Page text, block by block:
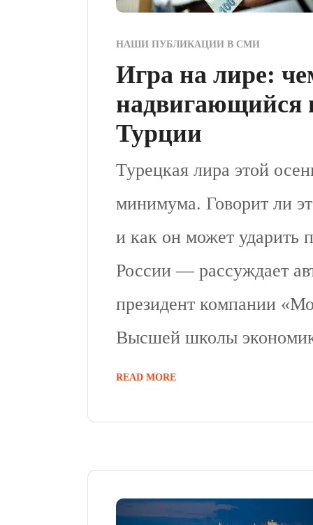
НАШИ ПУБЛИКАЦИИ В СМИ
Игра на лире:
надвигающийся
Турции
Турецкая лира этой
минимума. Говорит ли
и как он может ударить
России — рассуждает
президент компании
Высшей школы
READ MORE